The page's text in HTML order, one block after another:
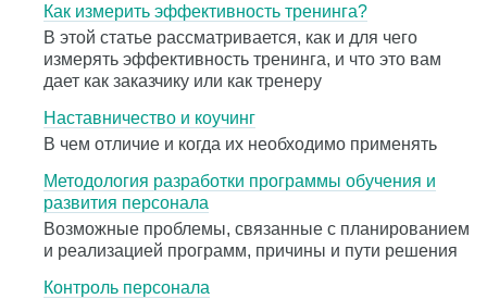
Как измерить эффективность тренинга?
В этой статье рассматривается, как и для чего
измерять эффективность тренинга, и что это вам
дает как заказчику или как тренеру
Наставничество и коучинг
В чем отличие и когда их необходимо применять
Методология разработки программы обучения и
развития персонала
Возможные проблемы, связанные с планированием
и реализацией программ, причины и пути решения
Контроль персонала